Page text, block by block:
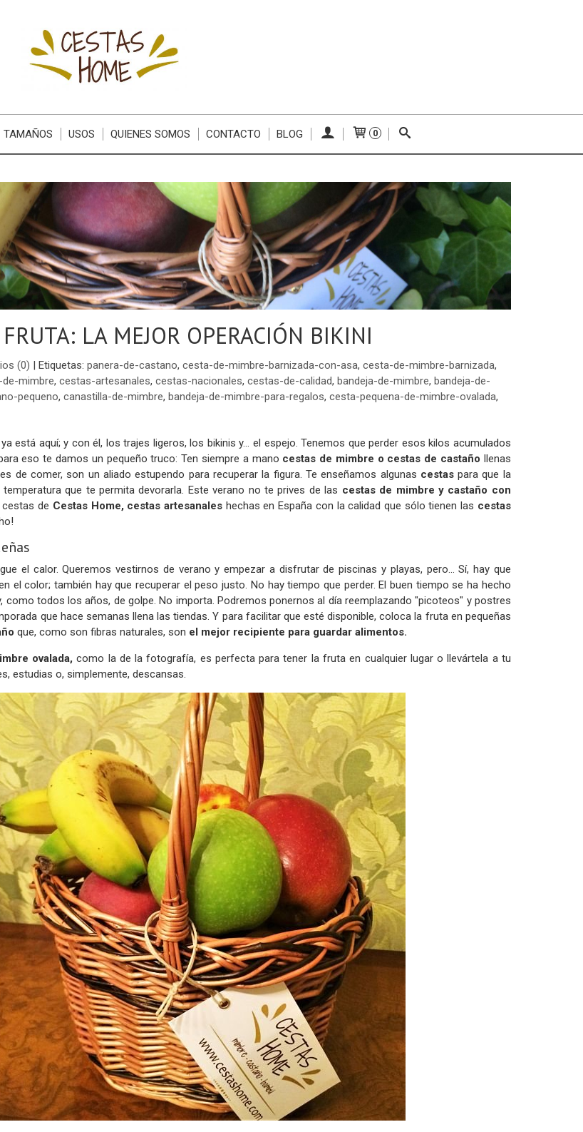
TAMAÑOS USOS QUIENES SOMOS CONTACTO BLOG 0
LA MEJOR OPERACIÓN BIKINI
(0) | Etiquetas: panera-de-castano, cesta-de-mimbre-barnizada-con-asa, cesta-de-mimbre-barnizada,
mimbre, cestas-artesanales, cestas-nacionales, cestas-de-calidad, bandeja-de-mimbre, bandeja-de-
pequeno, canastilla-de-mimbre, bandeja-de-mimbre-para-regalos, cesta-pequena-de-mimbre-ovalada,
ya está aquí; y con él, los trajes ligeros, los bikinis y... el espejo. Tenemos que perder esos kilos acumulados
eso te damos un pequeño truco: Ten siempre a mano cestas de mimbre o cestas de castaño llenas
de comer, son un aliado estupendo para recuperar la figura. Te enseñamos algunas cestaspara que la
que te permita devorarla. Este verano no te prives de las cestas de mimbre y castaño con
de Cestas Home, cestas artesanaleshechas en España con la calidad que sólo tienen las cestas
el calor. Queremos vestirnos de verano y empezar a disfrutar de piscinas y playas, pero... Sí, hay que
el color; también hay que recuperar el peso justo. No hay tiempo que perder. El buen tiempo se ha hecho
como todos los años, de golpe. No importa. Podremos ponernos al día reemplazando "picoteos" y postres
que hace semanas llena las tiendas. Y para facilitar que esté disponible, coloca la fruta en pequeñas
que, como son fibras naturales, son el mejor recipiente para guardar alimentos.
ovalada, como la de la fotografía, es perfecta para tener la fruta en cualquier lugar o llevártela a tu
estudias o, simplemente, descansas.